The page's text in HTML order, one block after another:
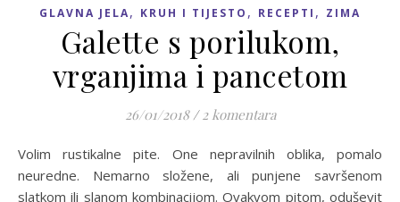
GLAVNA JELA, KRUH I TIJESTO , RECEPTI , ZIMA
Galette s porilukom,
vrganjima i pancetom
26/01/2018 / 2 komentara
Volim rustikalne pite. One nepravilnih oblika, pomalo
neuredne. Nemarno složene, ali punjene savršenom
slatkom ili slanom kombinacijom. Ovakvom pitom, oduševit